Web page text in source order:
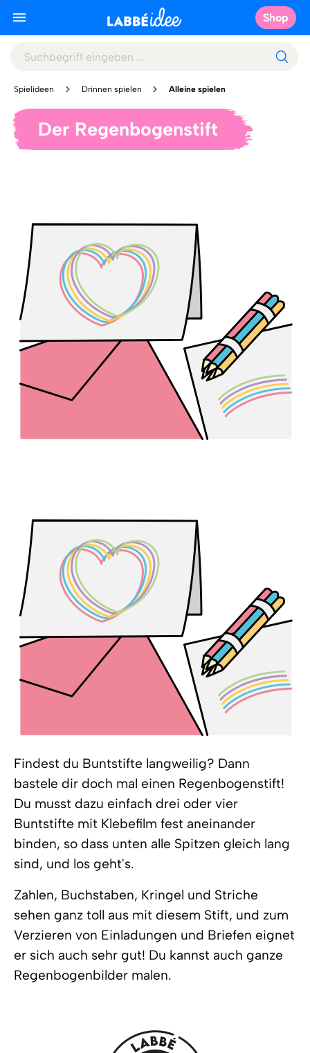
Shop
Spielideen Drinnen spielen Alleine spielen
Der Regenbogenstift
Findest du Buntstifte langweilig? Dann
bastele dir doch mal einen Regenbogenstift!
Du musst dazu einfach drei oder vier
Buntstifte mit Klebefilm fest aneinander
binden, so dass unten alle Spitzen gleich lang
sind, und los geht's.
Zahlen, Buchstaben, Kringel und Striche
sehen ganz toll aus mit diesem Stift, und zum
Verzieren von Einladungen und Briefen eignet
er sich auch sehr gut! Du kannst auch ganze
Regenbogenbilder malen.